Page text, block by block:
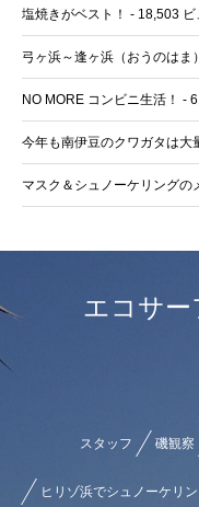
塩焼きがベスト！ - 18,503 ビ
弓ヶ浜～逢ヶ浜（おうのはま
NO MORE コンビニ生活！ -
今年も南伊豆のクワガタは大
マスク＆シュノーケリングの
エコサー
スタッフ 磯観察
ヒリゾ浜でシュノーケリ